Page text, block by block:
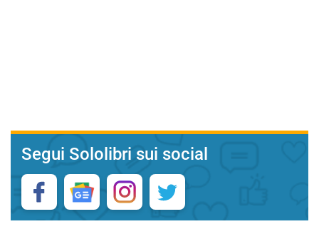
Segui Sololibri sui social